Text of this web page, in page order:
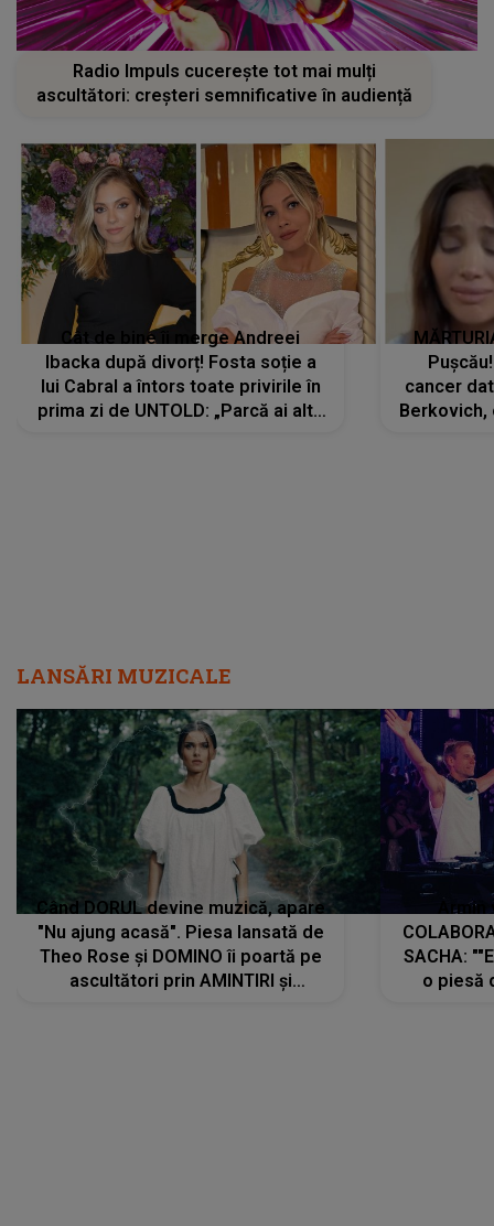
Radio Impuls cucerește tot mai mulți
ascultători: creșteri semnificative în audiență
Cât de bine îi merge Andreei
Ibacka după divorț! Fosta soție a
lui Cabral a întors toate privirile în
prima zi de UNTOLD: „Parcă ai altă
cancer
Berkovich,
LANSĂRI MUZICALE
Când DORUL devine muzică, apare
"Nu ajung acasă". Piesa lansată de
Theo Rose și DOMINO îi poartă pe
ascultători prin AMINTIRI și
SACHA:
o piesă